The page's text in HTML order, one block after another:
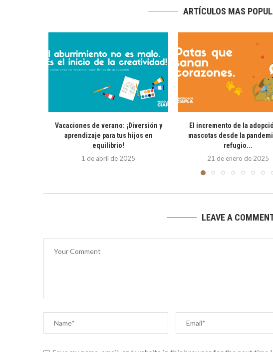
ARTÍCULOS MAS
Vacaciones de verano: ¡Diversión y
aprendizaje para tus hijos en
equilibrio!
1 de abril de 2025
El incremento de la
mascotas desde la
refugio...
21 de enero de 2025
LEAVE A